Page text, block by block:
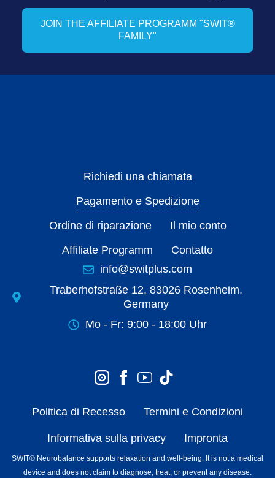
JOIN THE AFFILIATE PROGRAMM "SWIT®
FAMILY"
Richiedi una chiamata
Pagamento e Spedizione
Ordine di riparazione
Il mio conto
Affiliate Programm
Contatto
info@switplus.com
Traberhofstraße 12, 83026 Rosenheim,
Germany
Mo - Fr: 9:00 - 18:00 Uhr
Politica di Recesso Termini e Condizioni
Informativa sulla privacy Impronta
SWIT® Neurobalance supports relaxation and well-being. It is not a medical
device and does not claim to diagnose, treat, or prevent any disease.